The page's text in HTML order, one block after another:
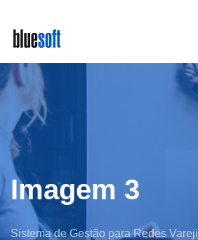
main
content
Imagem 3
Sistema de Gestão para Redes